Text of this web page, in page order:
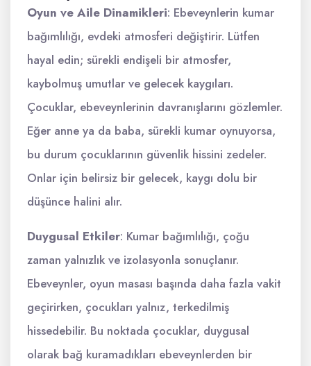
Oyun ve Aile Dinamikleri: Ebeveynlerin kumar
bağımlılığı, evdeki atmosferi değiştirir. Lütfen
hayal edin; sürekli endişeli bir atmosfer,
kaybolmuş umutlar ve gelecek kaygıları.
Çocuklar, ebeveynlerinin davranışlarını gözlemler.
Eğer anne ya da baba, sürekli kumar oynuyorsa,
bu durum çocuklarının güvenlik hissini zedeler.
Onlar için belirsiz bir gelecek, kaygı dolu bir
düşünce halini alır.
Duygusal Etkiler: Kumar bağımlılığı, çoğu
zaman yalnızlık ve izolasyonla sonuçlanır.
Ebeveynler, oyun masası başında daha fazla vakit
geçirirken, çocukları yalnız, terkedilmiş
hissedebilir. Bu noktada çocuklar, duygusal
olarak bağ kuramadıkları ebeveynlerden bir